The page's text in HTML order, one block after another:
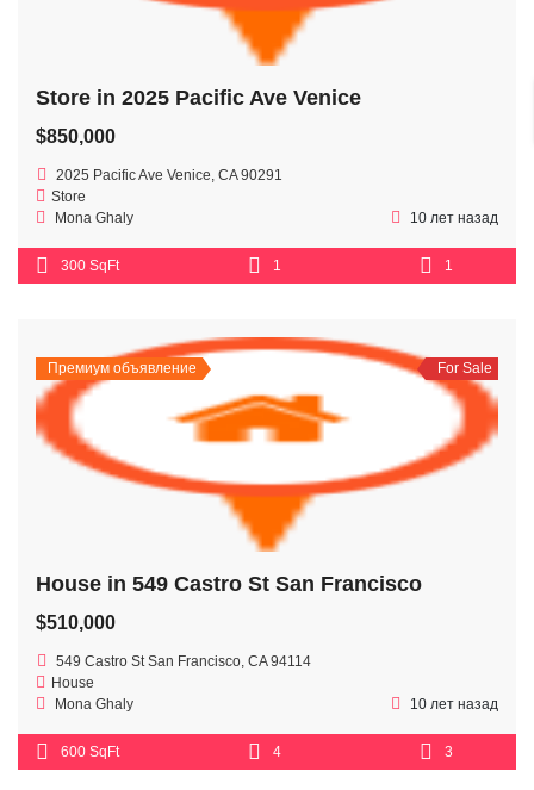
Store in 2025 Pacific Ave Venice
$850,000
2025 Pacific Ave Venice, CA 90291
Store
Mona Ghaly
10 лет назад
300 SqFt 1 1
Премиум объявление For Sale
House in 549 Castro St San Francisco
$510,000
549 Castro St San Francisco, CA 94114
House
Mona Ghaly
10 лет назад
600 SqFt 4 3